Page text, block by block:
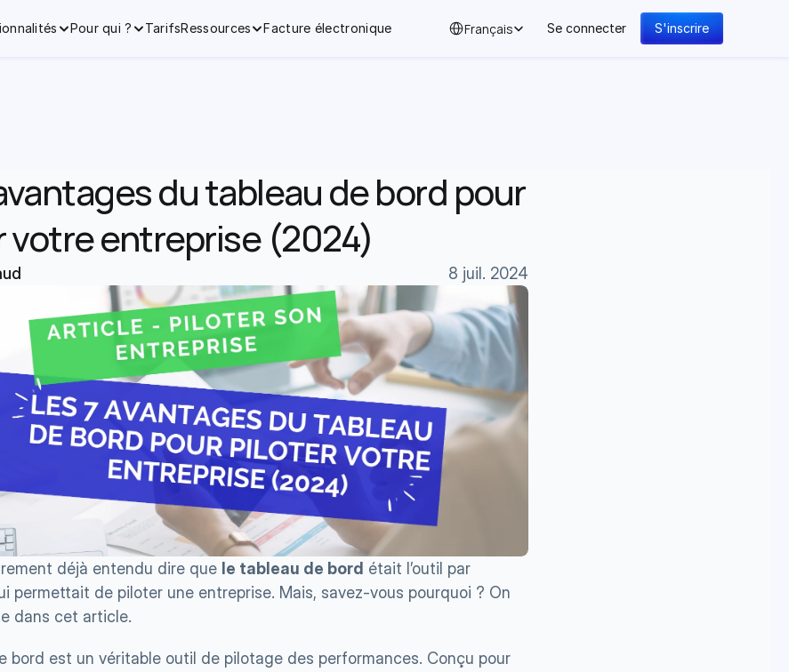
Pour qui ? TarifsRessources Facture électronique Se connecter
Français S'inscrire
du tableau de bord pour
votre entreprise (2024)
8 juil. 2024
déjà entendu dire que le tableau de bord était l’outil par
permettait de piloter une entreprise. Mais, savez-vous pourquoi ? On
dans cet article.
bord est un véritable outil de pilotage des performances. Conçu pour